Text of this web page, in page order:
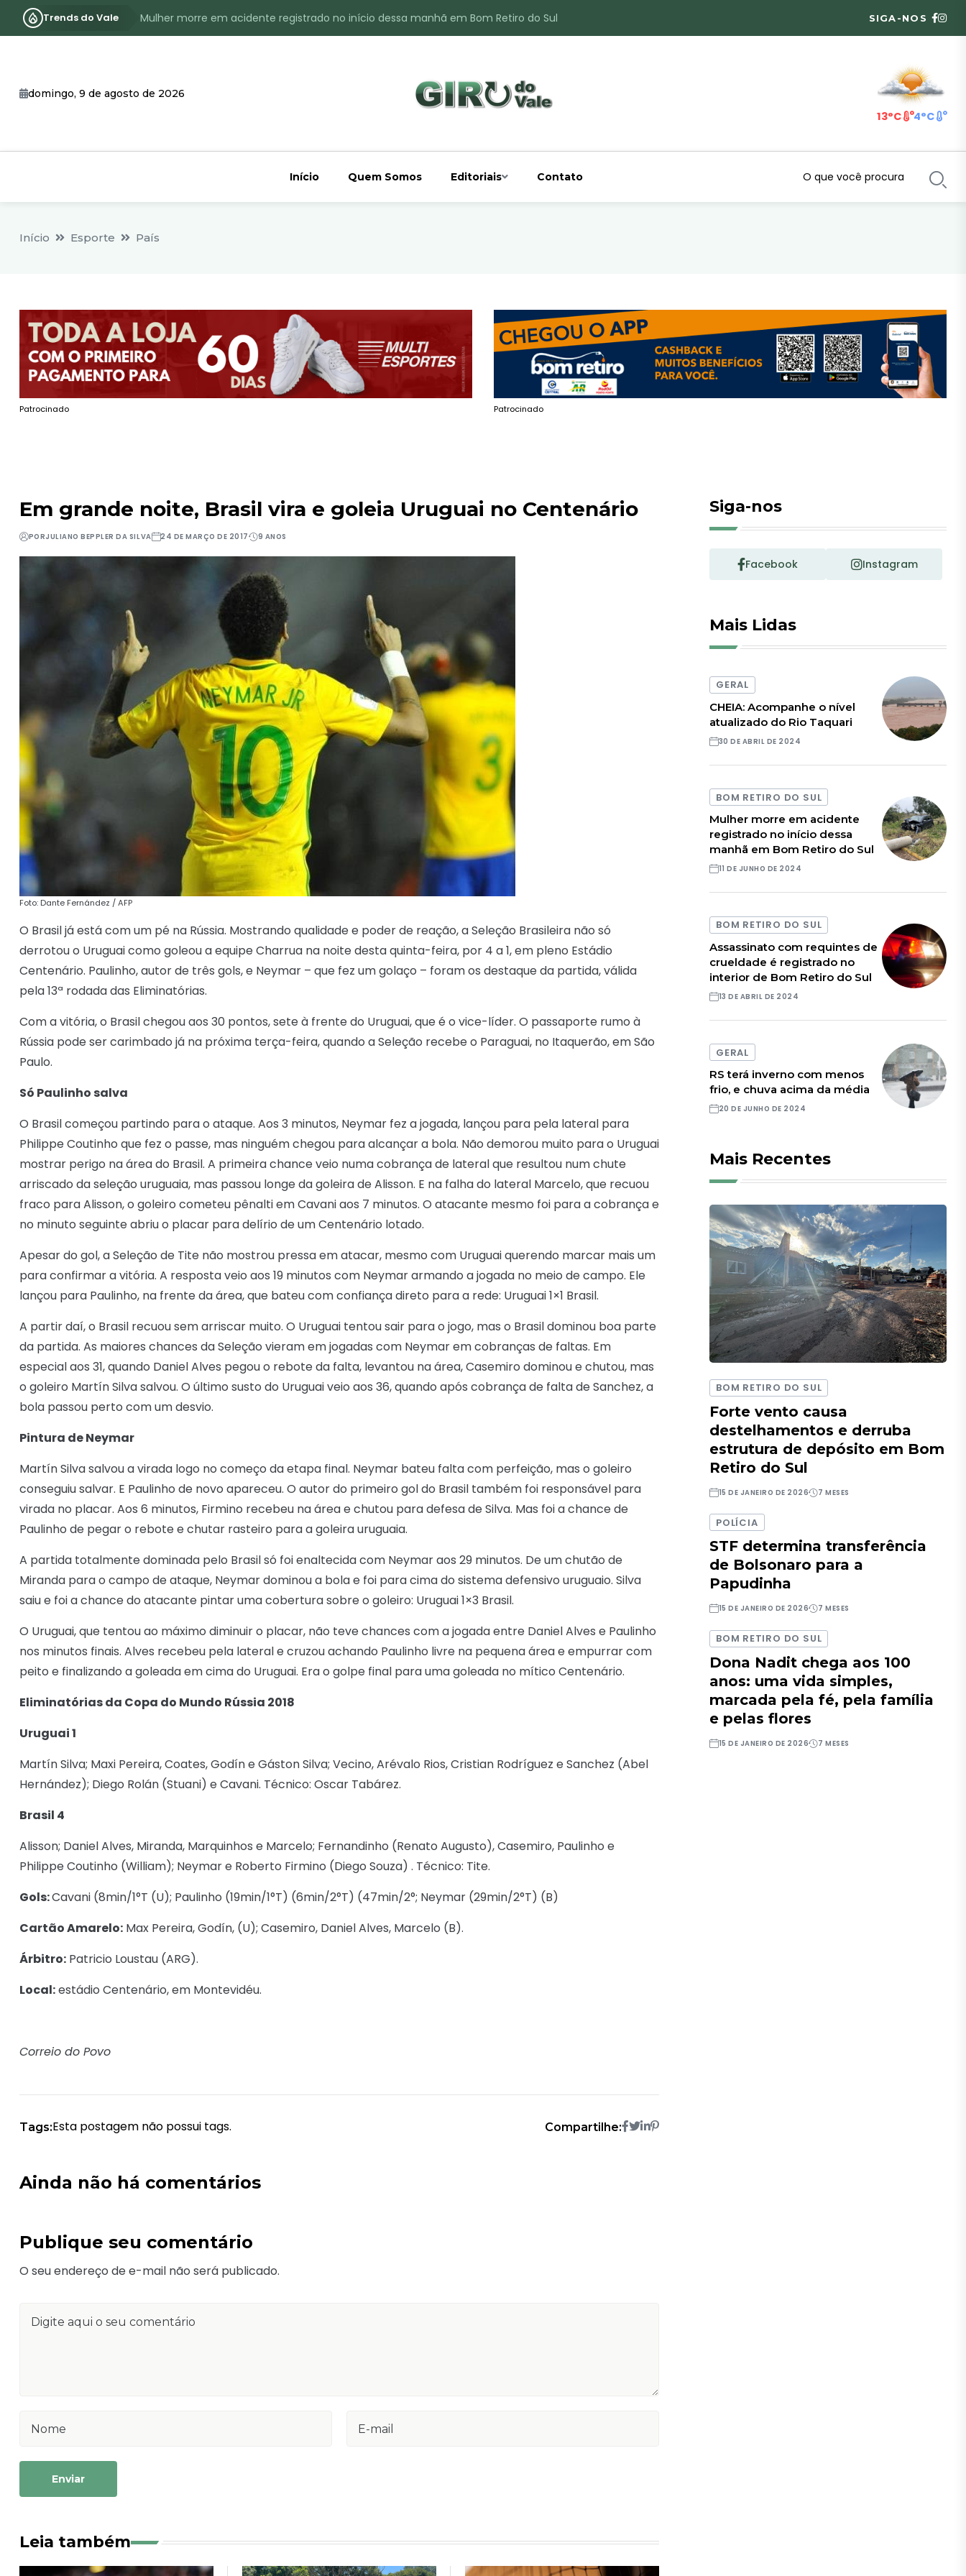
Trends do Vale
Mulher morre em acidente registrado no início dessa manhã em Bom Retiro do Sul
Identificado o jovem assassinado no interior de Bom Retiro do Sul
SIGA-NOS
domingo, 9 de agosto de 2026
13°C 4°C
Início Quem Somos Editoriais Contato
Início Esporte País
Patrocinado Patrocinado
Em grande noite, Brasil vira e goleia Uruguai no Centenário
PORJULIANO BEPPLER DA SILVA 24 DE MARÇO DE 2017 9 ANOS
Foto: Dante Fernández / AFP
O Brasil já está com um pé na Rússia. Mostrando qualidade e poder de reação, a Seleção Brasileira não só
derrotou o Uruguai como goleou a equipe Charrua na noite desta quinta-feira, por 4 a 1, em pleno Estádio
Centenário. Paulinho, autor de três gols, e Neymar – que fez um golaço – foram os destaque da partida, válida
pela 13ª rodada das Eliminatórias.
Com a vitória, o Brasil chegou aos 30 pontos, sete à frente do Uruguai, que é o vice-líder. O passaporte rumo à
Rússia pode ser carimbado já na próxima terça-feira, quando a Seleção recebe o Paraguai, no Itaquerão, em São
Paulo.
Só Paulinho salva
O Brasil começou partindo para o ataque. Aos 3 minutos, Neymar fez a jogada, lançou para pela lateral para
Philippe Coutinho que fez o passe, mas ninguém chegou para alcançar a bola. Não demorou muito para o Uruguai
mostrar perigo na área do Brasil. A primeira chance veio numa cobrança de lateral que resultou num chute
arriscado da seleção uruguaia, mas passou longe da goleira de Alisson. E na falha do lateral Marcelo, que recuou
fraco para Alisson, o goleiro cometeu pênalti em Cavani aos 7 minutos. O atacante mesmo foi para a cobrança e
no minuto seguinte abriu o placar para delírio de um Centenário lotado.
Apesar do gol, a Seleção de Tite não mostrou pressa em atacar, mesmo com Uruguai querendo marcar mais um
para confirmar a vitória. A resposta veio aos 19 minutos com Neymar armando a jogada no meio de campo. Ele
lançou para Paulinho, na frente da área, que bateu com confiança direto para a rede: Uruguai 1×1 Brasil.
A partir daí, o Brasil recuou sem arriscar muito. O Uruguai tentou sair para o jogo, mas o Brasil dominou boa parte
da partida. As maiores chances da Seleção vieram em jogadas com Neymar em cobranças de faltas. Em
especial aos 31, quando Daniel Alves pegou o rebote da falta, levantou na área, Casemiro dominou e chutou, mas
o goleiro Martín Silva salvou. O último susto do Uruguai veio aos 36, quando após cobrança de falta de Sanchez, a
bola passou perto com um desvio.
Pintura de Neymar
Martín Silva salvou a virada logo no começo da etapa final. Neymar bateu falta com perfeição, mas o goleiro
conseguiu salvar. E Paulinho de novo apareceu. O autor do primeiro gol do Brasil também foi responsável para
virada no placar. Aos 6 minutos, Firmino recebeu na área e chutou para defesa de Silva. Mas foi a chance de
Paulinho de pegar o rebote e chutar rasteiro para a goleira uruguaia.
A partida totalmente dominada pelo Brasil só foi enaltecida com Neymar aos 29 minutos. De um chutão de
Miranda para o campo de ataque, Neymar dominou a bola e foi para cima do sistema defensivo uruguaio. Silva
saiu e foi a chance do atacante pintar uma cobertura sobre o goleiro: Uruguai 1×3 Brasil.
O Uruguai, que tentou ao máximo diminuir o placar, não teve chances com a jogada entre Daniel Alves e Paulinho
nos minutos finais. Alves recebeu pela lateral e cruzou achando Paulinho livre na pequena área e empurrar com
peito e finalizando a goleada em cima do Uruguai. Era o golpe final para uma goleada no mítico Centenário.
Eliminatórias da Copa do Mundo Rússia 2018
Uruguai 1
Martín Silva; Maxi Pereira, Coates, Godín e Gáston Silva; Vecino, Arévalo Rios, Cristian Rodríguez e Sanchez (Abel
Hernández); Diego Rolán (Stuani) e Cavani. Técnico: Oscar Tabárez.
Brasil 4
Alisson; Daniel Alves, Miranda, Marquinhos e Marcelo; Fernandinho (Renato Augusto), Casemiro, Paulinho e
Philippe Coutinho (William); Neymar e Roberto Firmino (Diego Souza) . Técnico: Tite.
Gols:Cavani (8min/1°T (U); Paulinho (19min/1°T) (6min/2°T) (47min/2°; Neymar (29min/2°T) (B)
Cartão Amarelo: Max Pereira, Godín, (U); Casemiro, Daniel Alves, Marcelo (B).
Árbitro: Patricio Loustau (ARG).
Local:estádio Centenário, em Montevidéu.
Correio do Povo
Tags:Esta postagem não possui tags. Compartilhe:
Ainda não há comentários
Publique seu comentário
O seu endereço de e-mail não será publicado.
Enviar
Leia também
Siga-nos
Facebook Instagram
Mais Lidas
GERAL
CHEIA: Acompanhe o nível
atualizado do Rio Taquari
30 DE ABRIL DE 2024
BOM RETIRO DO SUL
Mulher morre em acidente
registrado no início dessa
manhã em Bom Retiro do Sul
11 DE JUNHO DE 2024
BOM RETIRO DO SUL
Assassinato com requintes de
crueldade é registrado no
interior de Bom Retiro do Sul
13 DE ABRIL DE 2024
GERAL
RS terá inverno com menos
frio, e chuva acima da média
20 DE JUNHO DE 2024
Mais Recentes
BOM RETIRO DO SUL
Forte vento causa
destelhamentos e derruba
estrutura de depósito em Bom
Retiro do Sul
15 DE JANEIRO DE 2026 7 MESES
POLÍCIA
STF determina transferência
de Bolsonaro para a
Papudinha
15 DE JANEIRO DE 2026 7 MESES
BOM RETIRO DO SUL
Dona Nadit chega aos 100
anos: uma vida simples,
marcada pela fé, pela família
e pelas flores
15 DE JANEIRO DE 2026 7 MESES